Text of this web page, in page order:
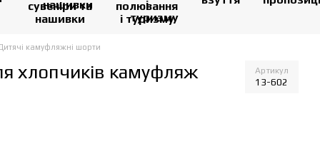
сувеніри та
нашивки
полювання
і туризму
камуфляжні шорти
хлопчиків камуфляж
Артикул
13-602